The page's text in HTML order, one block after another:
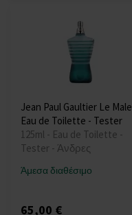
Jean Paul Gaultier Le Male
Eau de Toilette - Tester
125ml - Eau de Toilette -
Tester - Άνδρες
Άμεσα διαθέσιμο
65,00 €